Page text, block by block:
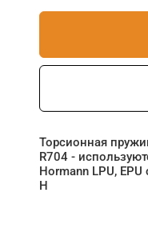
Торсионная
R704 -
Hormann LPU,
H